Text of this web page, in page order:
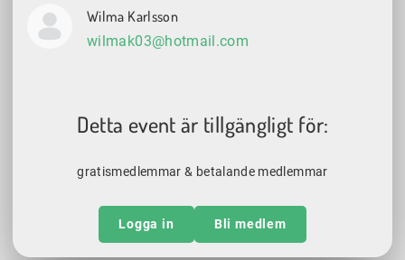
Wilma Karlsson
wilmak03@hotmail.com
Detta event är tillgängligt för:
gratismedlemmar & betalande medlemmar
Logga in Bli medlem